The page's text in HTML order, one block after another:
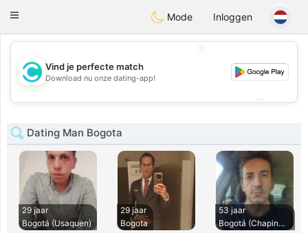
olombiaCitas
Toggle
Mode Inloggen
💖
💕
Vind je perfecte match
Download nu onze dating-app!
Dating Man Bogota
29 jaar
Bogotá (Usaquen)
29 jaar
Bogota
53 jaar
Bogotá (Chapinero)